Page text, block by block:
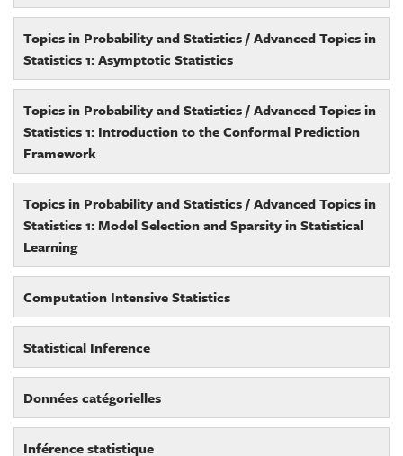
Topics in Probability and Statistics / Advanced Topics in
Statistics 1: Asymptotic Statistics
Topics in Probability and Statistics / Advanced Topics in
Statistics 1: Introduction to the Conformal Prediction
Framework
Topics in Probability and Statistics / Advanced Topics in
Statistics 1: Model Selection and Sparsity in Statistical
Learning
Computation Intensive Statistics
Statistical Inference
Données catégorielles
Inférence statistique